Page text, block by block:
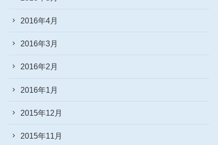
2016年4月
2016年3月
2016年2月
2016年1月
2015年12月
2015年11月